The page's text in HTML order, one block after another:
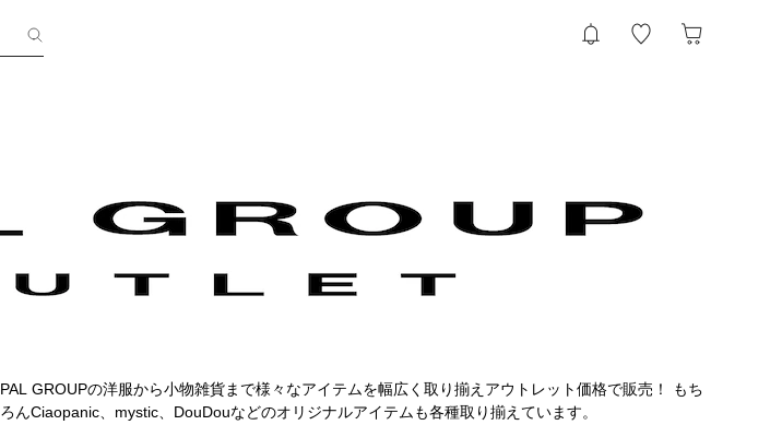
PAL GROUPの洋服から小物雑貨まで様々なアイテムを幅広く取り揃えアウトレット価格で販売！ もち
ろんCiaopanic、mystic、DouDouなどのオリジナルアイテムも各種取り揃えています。